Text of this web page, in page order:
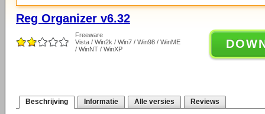
Reg Organizer v6.32
Freeware
Vista / Win2k / Win7 / Win98 / WinME
/ WinNT / WinXP
Beschrijving Informatie Alle versies Reviews